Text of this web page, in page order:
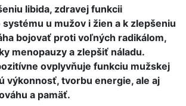
libida, zdravej funkcii
u mužov i žien a k zlepšeniu
bojovať proti voľných radikálom,
menopauzy a zlepšiť náladu.
ovplyvňuje funkciu mužskej
výkonnosť, tvorbu energie, ale aj
a pamäť.